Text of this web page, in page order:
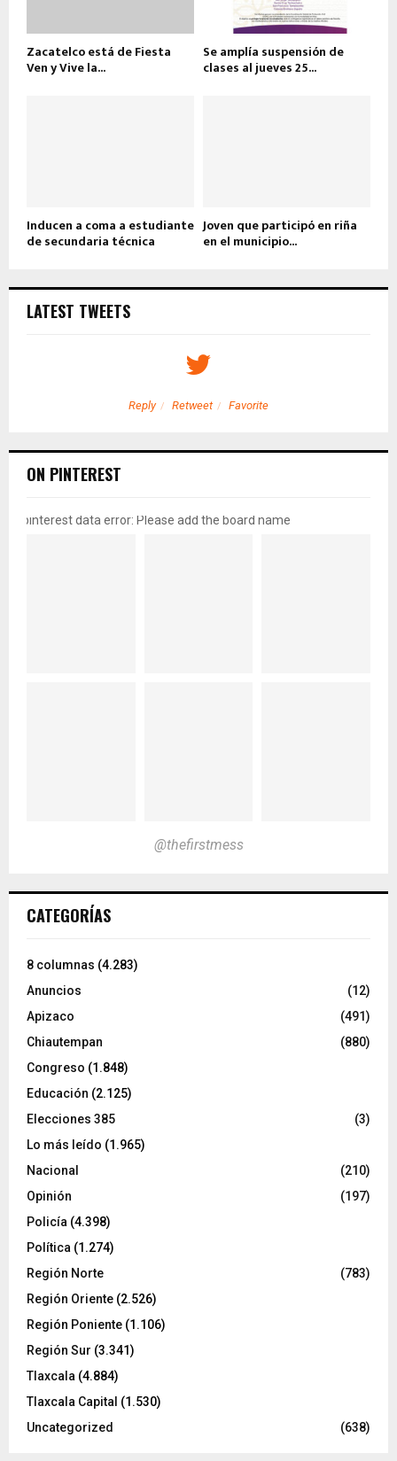
Zacatelco está de Fiesta
Ven y Vive la...
Se amplía suspensión de
clases al jueves 25...
Inducen a coma a estudiante
de secundaria técnica
Joven que participó en riña
en el municipio...
LATEST TWEETS
Reply Retweet Favorite
ON PINTEREST
pinterest data error: Please add the board name
@thefirstmess
CATEGORÍAS
8 columnas (4.283)
Anuncios
(12)
Apizaco
(491)
Chiautempan
(880)
Congreso (1.848)
Educación (2.125)
Elecciones 385
(3)
Lo más leído (1.965)
Nacional
(210)
Opinión
(197)
Policía (4.398)
Política (1.274)
Región Norte
(783)
Región Oriente (2.526)
Región Poniente (1.106)
Región Sur (3.341)
Tlaxcala (4.884)
Tlaxcala Capital (1.530)
Uncategorized
(638)